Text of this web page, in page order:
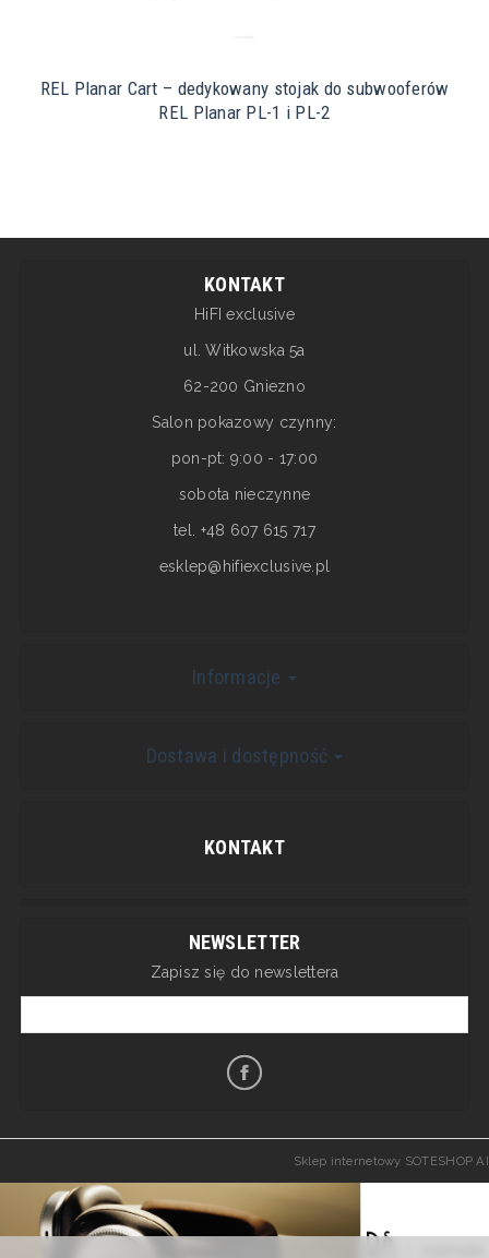
REL Planar Cart – dedykowany stojak do subwooferów
REL Planar PL-1 i PL-2
KONTAKT
HiFI exclusive
ul. Witkowska 5a
62-200 Gniezno
Salon pokazowy czynny:
pon-pt: 9:00 - 17:00
sobota nieczynne
tel. +48 607 615 717
esklep@hifiexclusive.pl
Informacje
Dostawa i dostępność
KONTAKT
NEWSLETTER
Zapisz się do newslettera
Sklep internetowy SOTESHOP AI